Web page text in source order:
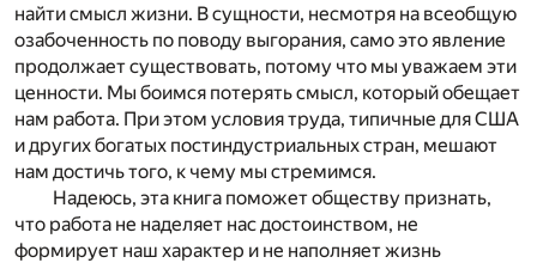
найти смысл жизни. В сущности, несмотря на всеобщую
озабоченность по поводу выгорания, само это явление
продолжает существовать, потому что мы уважаем эти
ценности. Мы боимся потерять смысл, который обещает
нам работа. При этом условия труда, типичные для США
и других богатых постиндустриальных стран, мешают
нам достичь того, к чему мы стремимся.
Надеюсь, эта книга поможет обществу признать,
что работа не наделяет нас достоинством, не
формирует наш характер и не наполняет жизнь